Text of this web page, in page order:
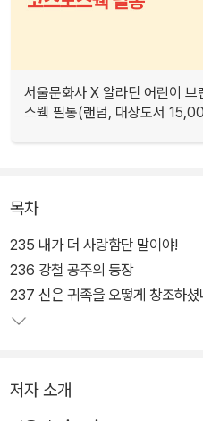
서울문화사 X 알라딘 어린이 브
스웩 필통(랜덤, 대상도서
목차
235 내가 더 사랑함단 말이야!
236 강철 공주의 등장
237 신은 귀족을 오떻게 창조하셨
저자 소개